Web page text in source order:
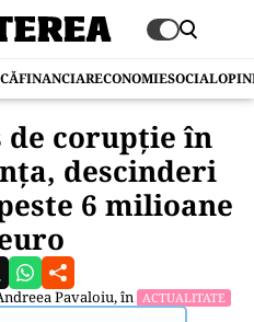
FINANCIARECONOMIESOCIAL
de corupție în
descinderi
6 milioane
Pavaloiu, în ACTUALITATE